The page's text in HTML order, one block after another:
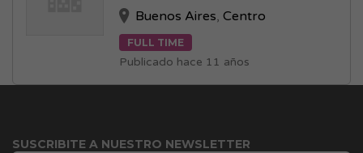
Buenos Aires,Centro
FULL TIME
Publicado hace 11 años
SUSCRIBITE A NUESTRO NEWSLETTER